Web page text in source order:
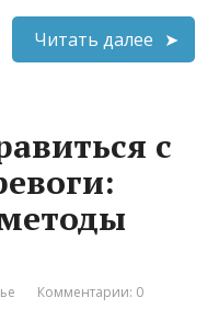
Читать далее
с
Комментарии: 0